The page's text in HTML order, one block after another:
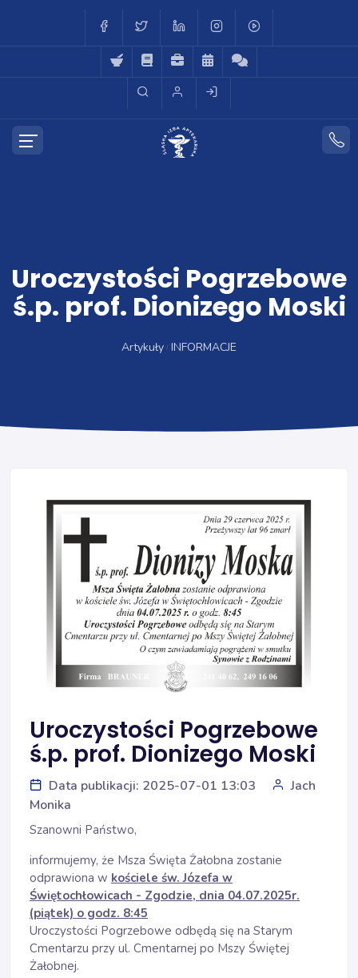
Uroczystości Pogrzebowe
ś.p. prof. Dionizego Moski
Artykuły INFORMACJE
Uroczystości Pogrzebowe
ś.p. prof. Dionizego Moski
Data publikacji: 2025-07-01 13:03
Jach
Monika
Szanowni Państwo,
informujemy, że Msza Święta Żałobna zostanie
odprawiona w kościele św. Józefa w
Świętochłowicach - Zgodzie, dnia 04.07.2025r.
(piątek) o godz. 8:45
Uroczystości Pogrzebowe odbędą się na Starym
Cmentarzu przy ul. Cmentarnej po Mszy Świętej
Żałobnej.